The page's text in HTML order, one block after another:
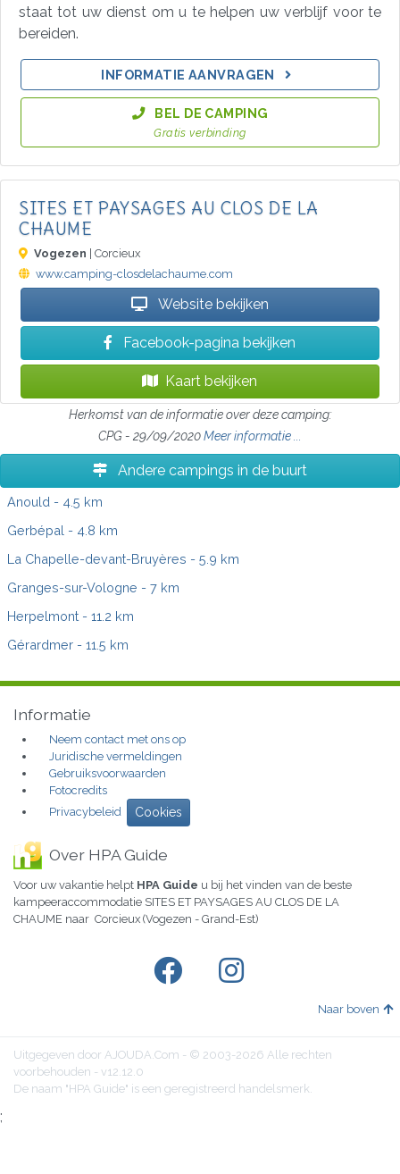
staat tot uw dienst om u te helpen uw verblijf voor te
bereiden.
INFORMATIE AANVRAGEN
BEL DE CAMPING
Gratis verbinding
SITES ET PAYSAGES AU CLOS DE LA
CHAUME
Vogezen | Corcieux
www.camping-closdelachaume.com
Website bekijken
Facebook-pagina bekijken
Kaart bekijken
Herkomst van de informatie over deze camping:
CPG - 29/09/2020Meer informatie ...
Andere campings in de buurt
Anould - 4.5 km
Gerbépal - 4.8 km
La Chapelle-devant-Bruyères - 5.9 km
Granges-sur-Vologne - 7 km
Herpelmont - 11.2 km
Gérardmer - 11.5 km
Informatie
Neem contact met ons op
Juridische vermeldingen
Gebruiksvoorwaarden
Fotocredits
Privacybeleid
Cookies
Over HPA Guide
Voor uw vakantie helpt HPA Guide u bij het vinden van de beste
kampeeraccommodatie SITES ET PAYSAGES AU CLOS DE LA
CHAUME naar Corcieux (Vogezen - Grand-Est)
Naar boven
Uitgegeven door AJOUDA.Com - © 2003-2026 Alle rechten
voorbehouden - v12.12.0
De naam "HPA Guide" is een geregistreerd handelsmerk.
;